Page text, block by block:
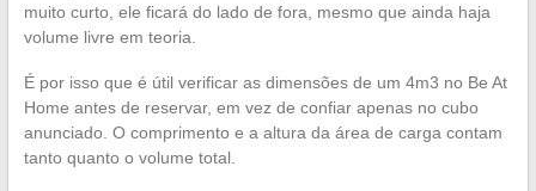
muito curto, ele ficará do lado de fora, mesmo que ainda haja
volume livre em teoria.
É por isso que é útil verificar as dimensões de um 4m3 no Be At
Home antes de reservar, em vez de confiar apenas no cubo
anunciado. O comprimento e a altura da área de carga contam
tanto quanto o volume total.